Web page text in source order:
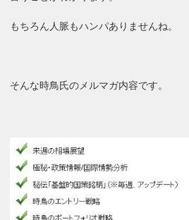
もちろん人脈もハンパありませんね。
そんな時鳥氏のメルマガ内容です。